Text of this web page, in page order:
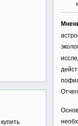
купить